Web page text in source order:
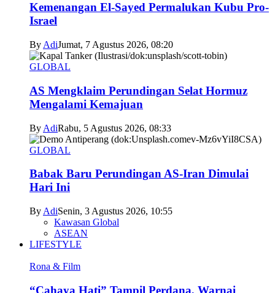
Kemenangan El-Sayed Permalukan Kubu Pro-
Israel
By AdiJumat, 7 Agustus 2026, 08:20
GLOBAL
AS Mengklaim Perundingan Selat Hormuz
Mengalami Kemajuan
By AdiRabu, 5 Agustus 2026, 08:33
GLOBAL
Babak Baru Perundingan AS-Iran Dimulai
Hari Ini
By AdiSenin, 3 Agustus 2026, 10:55
Kawasan Global
ASEAN
LIFESTYLE
Rona & Film
“Cahaya Hati” Tampil Perdana, Warnai